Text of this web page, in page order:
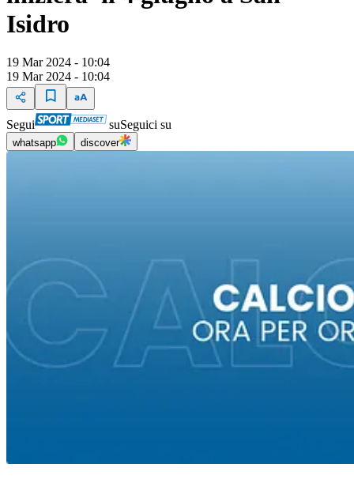
Isidro
19 Mar 2024 - 10:04
19 Mar 2024 - 10:04
Segui suSeguici su
whatsapp discover